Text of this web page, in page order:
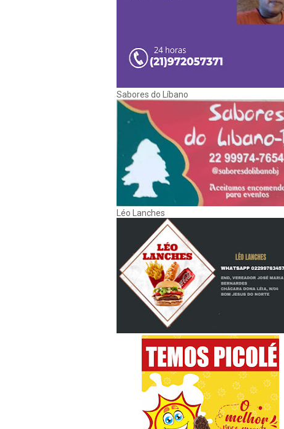
Sabores do Líbano
Léo Lanches